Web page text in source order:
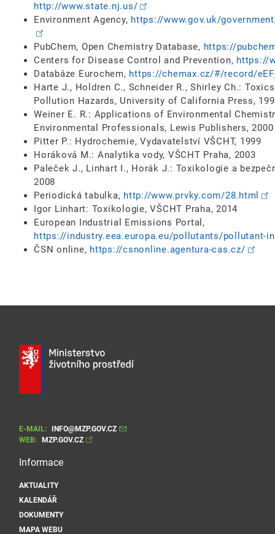
http://www.state.nj.us/
Environment Agency, https://www.gov.uk/
PubChem, Open Chemistry Database, https://
Centers for Disease Control and Prevention, https://
Databáze Eurochem, https://chemax.cz/#/record/
Harte J., Holdren C., Schneider R., Shirley Ch.:
Pollution Hazards, University of California Press,
Weiner E. R.: Applications of Environmental
Environmental Professionals, Lewis Publishers, 2000
Pitter P.: Hydrochemie, Vydavatelství VŠCHT, 1999
Horáková M.: Analytika vody, VŠCHT Praha, 2003
Paleček J., Linhart I., Horák J.: Toxikologie a
2008
Periodická tabulka, http://www.prvky.com/28.html
Igor Linhart: Toxikologie, VŠCHT Praha, 2014
European Industrial Emissions Portal,
https://industry.eea.europa.eu/pollutants/pollutant-
ČSN online, https://csnonline.agentura-cas.cz/
E-MAIL:
INFO@MZP.GOV.CZ
WEB:
MZP.GOV.CZ
Informace
AKTUALITY
KALENDÁŘ
DOKUMENTY
MAPA WEBU